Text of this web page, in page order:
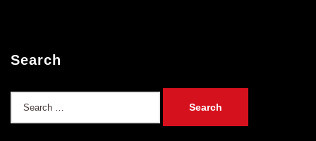
Search